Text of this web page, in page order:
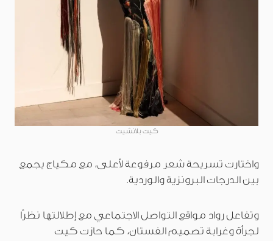
كيت بلانشيت
واختارت تسريحة شعر مرفوعة لأعلى، مع مكياج يجمع
بين الدرجات البرونزية والوردية.
وتفاعل رواد مواقع التواصل الاجتماعي مع إطلالتها نظرًا
لجرأة وغرابة تصميم الفستان، كما حازت كيت